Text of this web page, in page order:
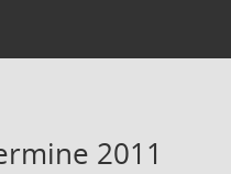
2011